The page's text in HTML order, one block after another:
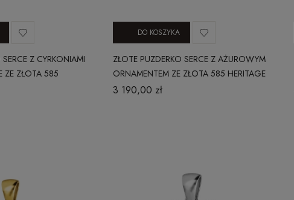
Z CYRKONIAMI
ZE ZŁOTA 585
ZŁOTE PUZDERKO SERCE Z AŻUROWYM
ORNAMENTEM ZE ZŁOTA 585 HERITAGE
3 190,00 zł
DO KOSZYKA